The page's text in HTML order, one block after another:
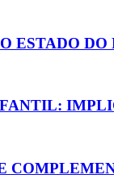
ESTADO DO